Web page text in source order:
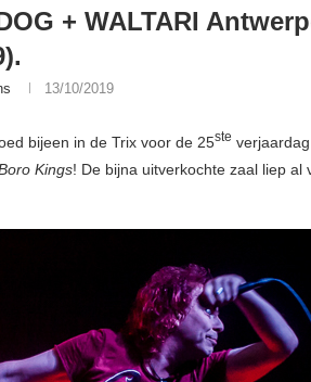
+ WALTARI
13/10/2019
bijeen in de Trix voor de 25ste
Kings! De bijna uitverkochte zaal liep al